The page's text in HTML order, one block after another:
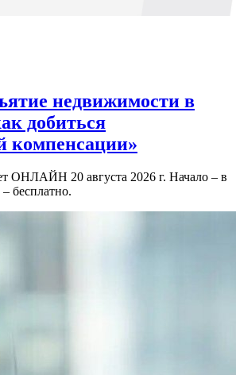
недвижимости в
добиться
компенсации»
ОНЛАЙН 20 августа 2026 г. Начало – в
бесплатно.